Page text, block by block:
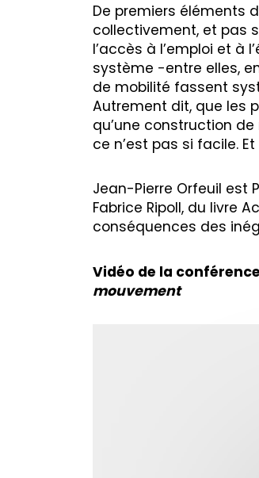
De premiers éléments
collectivement, et pas
l’accès à l’emploi et à
système −entre elles,
de mobilité fassent
Autrement dit, que les
qu’une construction
ce n’est pas si facile.
Jean-Pierre Orfeuil est
Fabrice Ripoll, du livre
conséquences des
Vidéo de la
mouvement